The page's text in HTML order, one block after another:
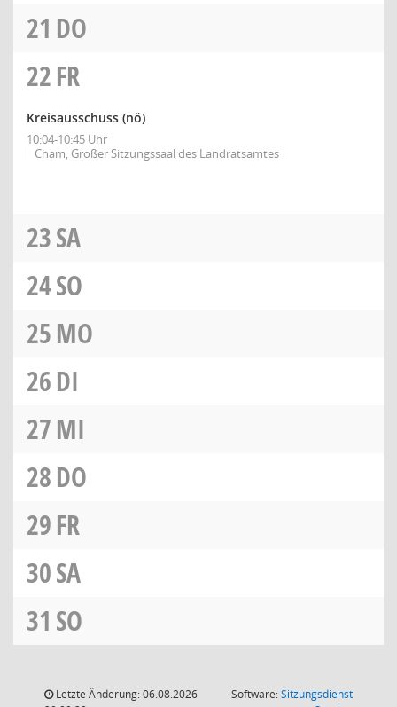
21 DO
22FR
Kreisausschuss (nö)
10:04-10:45 Uhr
Cham, Großer Sitzungssaal des Landratsamtes
23SA
24SO
25MO
26DI
27MI
28DO
29FR
30SA
31 SO
Letzte Änderung: 06.08.2026
Software:Sitzungsdienst